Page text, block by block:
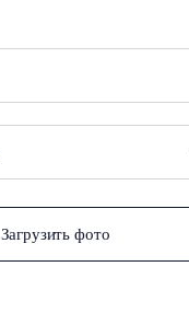
Загрузить фото